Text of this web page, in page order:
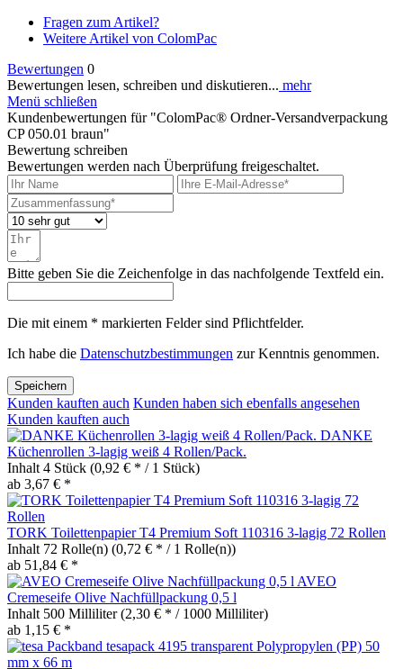
Fragen zum Artikel?
Weitere Artikel von ColomPac
Bewertungen 0
Bewertungen lesen, schreiben und diskutieren... mehr
Menü schließen
Kundenbewertungen für "ColomPac® Ordner-Versandverpackung
CP 050.01 braun"
Bewertung schreiben
Bewertungen werden nach Überprüfung freigeschaltet.
Bitte geben Sie die Zeichenfolge in das nachfolgende Textfeld ein.
Die mit einem * markierten Felder sind Pflichtfelder.
Ich habe die Datenschutzbestimmungen zur Kenntnis genommen.
Speichern
Kunden kauften auch Kunden haben sich ebenfalls angesehen
Kunden kauften auch
DANKE
Küchenrollen 3-lagig weiß 4 Rollen/Pack.
Inhalt 4 Stück (0,92 € * / 1 Stück)
ab 3,67 € *
TORK Toilettenpapier T4 Premium Soft 110316 3-lagig 72 Rollen
Inhalt 72 Rolle(n) (0,72 € * / 1 Rolle(n))
ab 51,84 € *
AVEO
Cremeseife Olive Nachfüllpackung 0,5 l
Inhalt 500 Milliliter(2,30 € * / 1000 Milliliter)
ab 1,15 € *